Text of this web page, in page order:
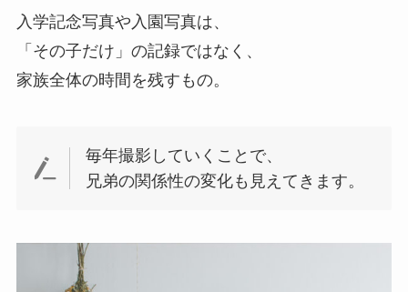
入学記念写真や入園写真は、
「その子だけ」の記録ではなく、
家族全体の時間を残すもの。
毎年撮影していくことで、
兄弟の関係性の変化も見えてきます。